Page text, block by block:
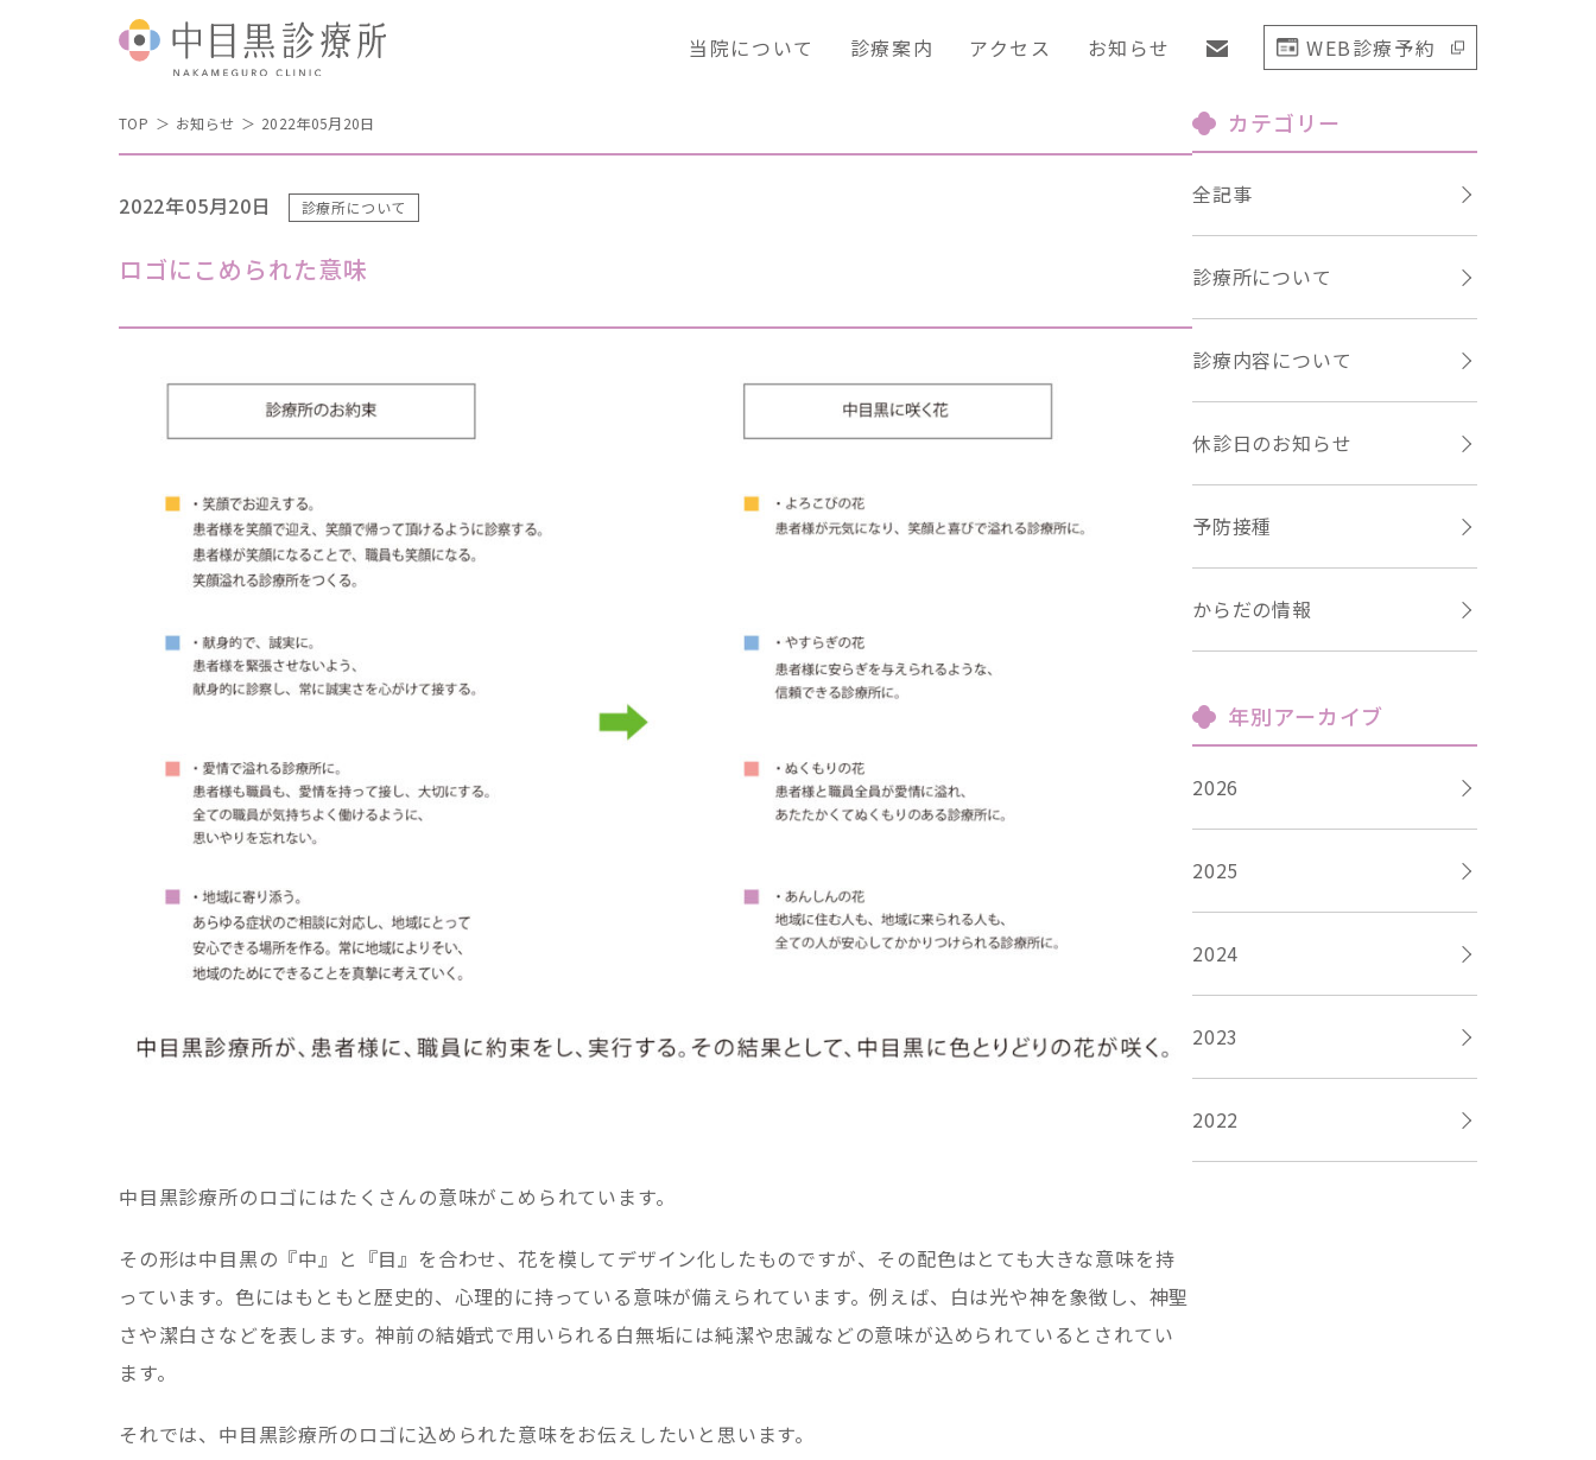
当院について 診療案内 アクセス お知らせ WEB診療予約
TOP お知らせ 2022年05月20日
2022年05月20日 診療所について
ロゴにこめられた意味
中目黒診療所のロゴにはたくさんの意味がこめられています。
その形は中目黒の『中』と『目』を合わせ、花を模してデザイン化したものですが、その配色はとても大きな意味を持
っています。色にはもともと歴史的、心理的に持っている意味が備えられています。例えば、白は光や神を象徴し、神聖
さや潔白さなどを表します。神前の結婚式で用いられる白無垢には純潔や忠誠などの意味が込められているとされてい
ます。
それでは、中目黒診療所のロゴに込められた意味をお伝えしたいと思います。
カテゴリー
全記事
診療所について
診療内容について
休診日のお知らせ
予防接種
からだの情報
年別アーカイブ
2026
2025
2024
2023
2022